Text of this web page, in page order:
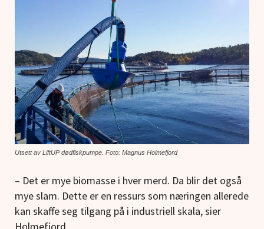
Utsett av LiftUP dødfiskpumpe. Foto: Magnus Holmefjord
– Det er mye biomasse i hver merd. Da blir det også
mye slam. Dette er en ressurs som næringen allerede
kan skaffe seg tilgang på i industriell skala, sier